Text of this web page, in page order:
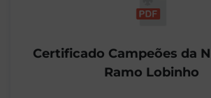
Certificado Campeões da
Ramo Lobinho